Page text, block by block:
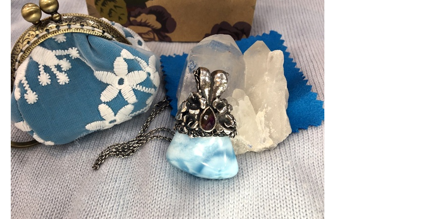
Jewelry
手
做
金
工
的
夢
幻
飾
品,
療
癒
石
拉
利
瑪
(Larimar)